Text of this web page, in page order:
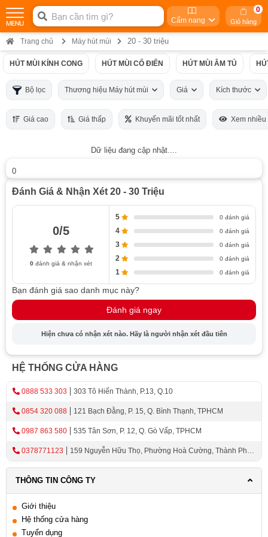
Cẩm nang Giỏ hàng
0
Trang chủ Máy hút mùi 20 - 30 triệu
HÚT MÙI KÍNH CONG HÚT MÙI CỔ ĐIỂN HÚT MÙI ÂM TỦ
Bộ lọc Thương hiệu Máy hút mùi Giá Kích thước
Giá cao Giá thấp Khuyến mãi tốt nhất Xem nhiều
Dữ liệu đang cập nhật....
0
Đánh Giá & Nhận Xét 20 - 30 Triệu
0/5
0đánh giá & nhận xét
5 0 đánh giá
4 0 đánh giá
3 0 đánh giá
2 0 đánh giá
1 0 đánh giá
Bạn đánh giá sao danh mục này?
Đánh giá ngay
Hiện chưa có nhận xét nào. Hãy là người nhận xét đầu tiên
HỆ THỐNG CỬA HÀNG
0888 533 303 303 Tô Hiến Thành, P.13, Q.10
0854 320 088 121 Bạch Đằng, P. 15, Q. Bình Thạnh, TPHCM
0987 863 580 535 Tân Sơn, P. 12, Q. Gò Vấp, TPHCM
0378771123
159 Nguyễn Hữu Thọ, Phường Hoà Cường, Thành Phố
THÔNG TIN CÔNG TY
Giới thiệu
Hệ thống cửa hàng
Tuyển dụng